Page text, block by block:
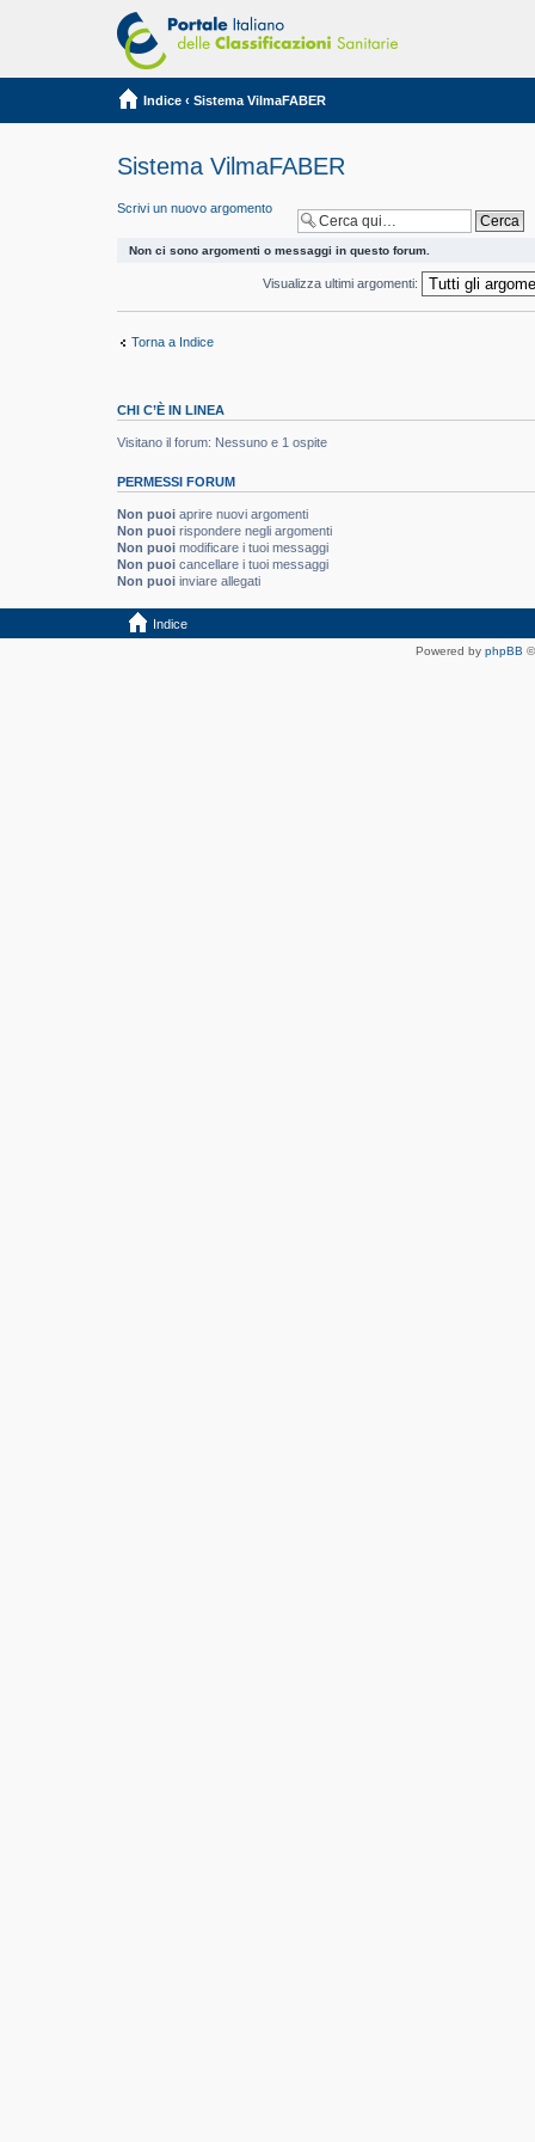
Indice ‹ Sistema VilmaFABER
Sistema VilmaFABER
Scrivi un nuovo argomento
Non ci sono argomenti o messaggi in questo forum.
Visualizza ultimi argomenti:
Torna a Indice
CHI C’È IN LINEA
Visitano il forum: Nessuno e 1 ospite
PERMESSI FORUM
Non puoi aprire nuovi argomenti
Non puoi rispondere negli argomenti
Non puoi modificare i tuoi messaggi
Non puoi cancellare i tuoi messaggi
Non puoi inviare allegati
Indice
Powered by phpBB